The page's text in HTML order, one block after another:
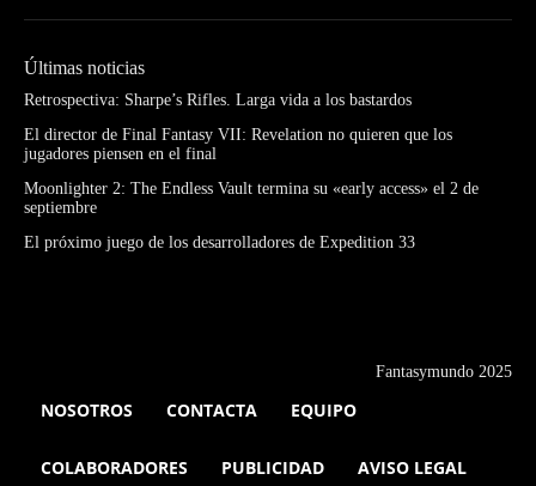
Últimas noticias
Retrospectiva: Sharpe’s Rifles. Larga vida a los bastardos
El director de Final Fantasy VII: Revelation no quieren que los
jugadores piensen en el final
Moonlighter 2: The Endless Vault termina su «early access» el 2 de
septiembre
El próximo juego de los desarrolladores de Expedition 33
Fantasymundo 2025
NOSOTROS CONTACTA EQUIPO
COLABORADORES PUBLICIDAD AVISO LEGAL